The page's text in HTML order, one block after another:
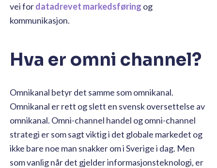
vei fordatadrevet markedsføring og
kommunikasjon.
Hva er omni channel?
Omnikanal betyr det samme som omnikanal.
Omnikanal er rett og slett en svensk oversettelse av
omnikanal. Omni-channel handel og omni-channel
strategi er som sagt viktig i det globale markedet og
ikke bare noe man snakker om i Sverige i dag. Men
som vanlig når det gjelder informasjonsteknologi, er